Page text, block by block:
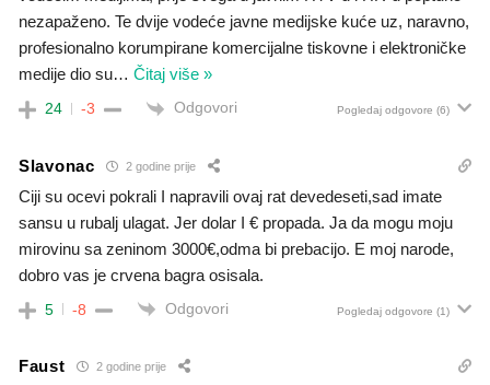
nezapaženo. Te dvije vodeće javne medijske kuće uz, naravno,
profesionalno korumpirane komercijalne tiskovne i elektroničke
medije dio su… Čitaj više »
24 -3 Odgovori Pogledaj odgovore (6)
Slavonac 2 godine prije
Ciji su ocevi pokrali I napravili ovaj rat devedeseti,sad imate
sansu u rubalj ulagat. Jer dolar I € propada. Ja da mogu moju
mirovinu sa zeninom 3000€,odma bi prebacijo. E moj narode,
dobro vas je crvena bagra osisala.
5 -8 Odgovori Pogledaj odgovore (1)
Faust 2 godine prije